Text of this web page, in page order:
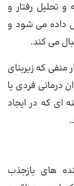
تحلیل رفتار و
داده می شود و
می کند.
منفی که زیربنای
درمانی فردی یا
ای که در ایجاد
های بازجذب